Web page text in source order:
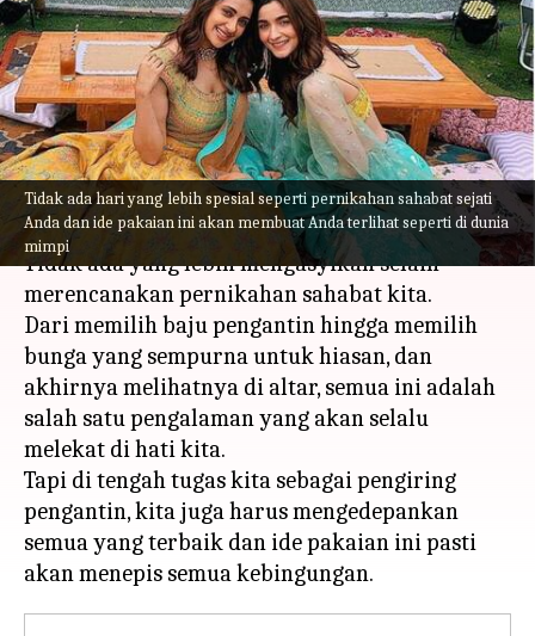
Tidak ada hari yang lebih spesial seperti pernikahan sahabat sejati
Anda dan ide pakaian ini akan membuat Anda terlihat seperti di dunia
mimpi
upaca pernikahan, ide pakaian
untuk pernikahan sahabat
Anda
menulis Handoko Apr 04, 2023 12:44 pm
Apa ceritanya
Tidak ada yang lebih mengasyikan selain
merencanakan pernikahan sahabat kita.
Dari memilih baju pengantin hingga memilih
bunga yang sempurna untuk hiasan, dan
akhirnya melihatnya di altar, semua ini adalah
salah satu pengalaman yang akan selalu
melekat di hati kita.
Tapi di tengah tugas kita sebagai pengiring
pengantin, kita juga harus mengedepankan
semua yang terbaik dan ide pakaian ini pasti